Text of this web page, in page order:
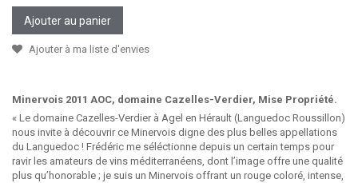
Ajouter au panier
Ajouter à ma liste d'envies
Minervois 2011 AOC, domaine Cazelles-Verdier, Mise Propriété.
« Le domaine Cazelles-Verdier à Agel en Hérault (Languedoc Roussillon)
nous invite à découvrir ce Minervois digne des plus belles appellations
du Languedoc ! Frédéric me séléctionne depuis un certain temps pour
ravir les amateurs de vins méditerranéens, dont l’image offre une qualité
plus qu’honorable ; je suis un Minervois offrant un rouge coloré, intense,